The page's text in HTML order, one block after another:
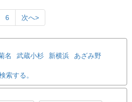
6 次へ>
名 武蔵小杉 新横浜
あざみ野
索する。